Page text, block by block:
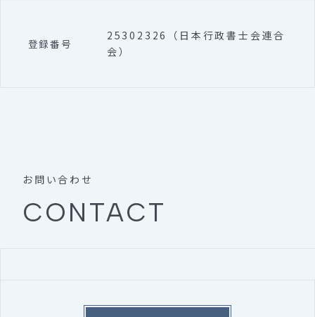
登録番号
25302326（日本行政書士会連合
会）
お問い合わせ
CONTACT